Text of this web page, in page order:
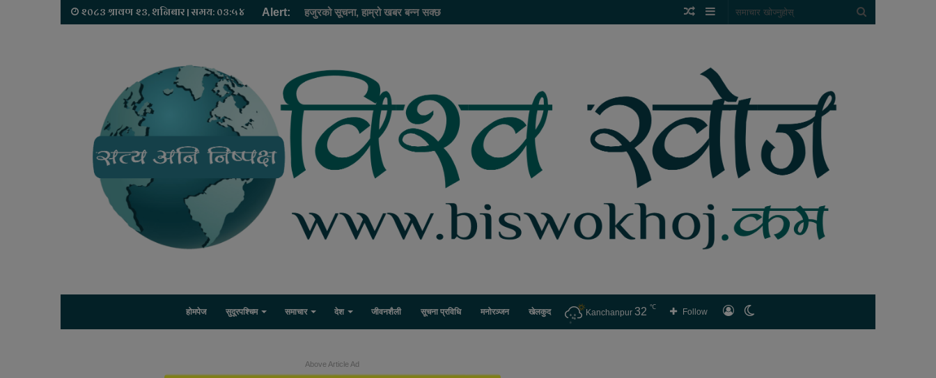
२०८३ श्रावण २३, शनिबार | समय: ०३:५४ Alert: हजुरको सूचना, हाम्रो खबर बन्न सक्छ Sidebar
Random
होमपेज सुदूरपश्चिम समाचार देश जीवनशैली सूचना प्रविधि मनोरञ्जन खेलकुद लगइन
Follow
Kanchanpur 32 ℃
Above Article Ad